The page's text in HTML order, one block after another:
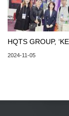
HQTS GROUP,
2024-11-05